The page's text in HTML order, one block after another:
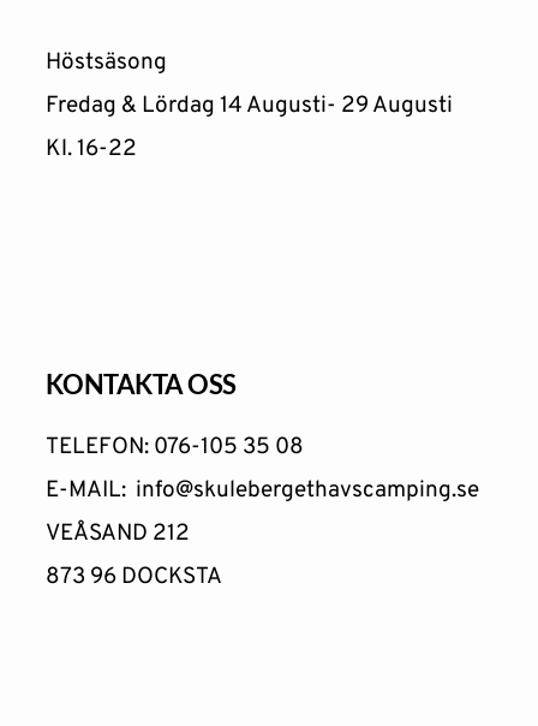
Höstsäsong
Fredag & Lördag 14 Augusti- 29 Augusti
Kl. 16-22
KONTAKTA OSS
TELEFON: 076-105 35 08
E-MAIL: info@skulebergethavscamping.se
VEÅSAND 212
873 96 DOCKSTA